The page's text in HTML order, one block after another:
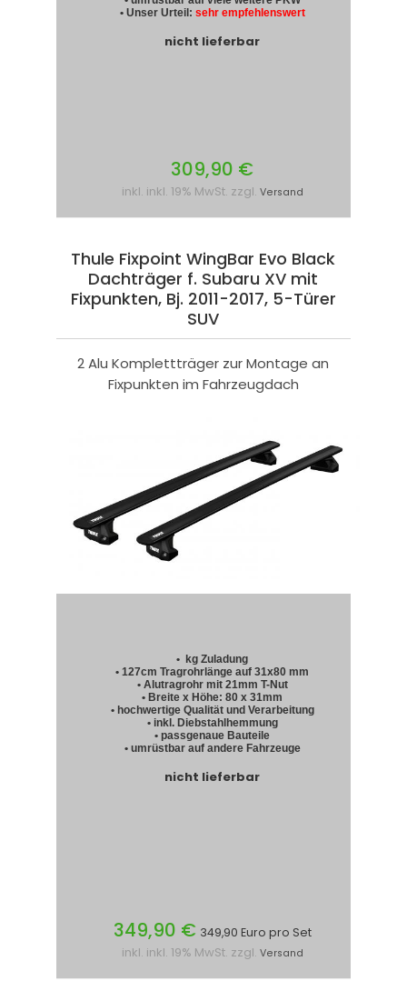
• Unser Urteil: sehr empfehlenswert
nicht lieferbar
309,90 €
inkl. inkl. 19% MwSt. zzgl. Versand
Thule Fixpoint WingBar Evo Black
Dachträger f. Subaru XV mit
Fixpunkten, Bj. 2011-2017, 5-Türer
SUV
2 Alu Komplettträger zur Montage an
Fixpunkten im Fahrzeugdach
• kg Zuladung
• 127cm Tragrohrlänge auf 31x80 mm
• Alutragrohr mit 21mm T-Nut
• Breite x Höhe: 80 x 31mm
• hochwertige Qualität und Verarbeitung
• inkl. Diebstahlhemmung
• passgenaue Bauteile
• umrüstbar auf andere Fahrzeuge
nicht lieferbar
349,90 € 349,90 Euro pro Set
inkl. inkl. 19% MwSt. zzgl. Versand